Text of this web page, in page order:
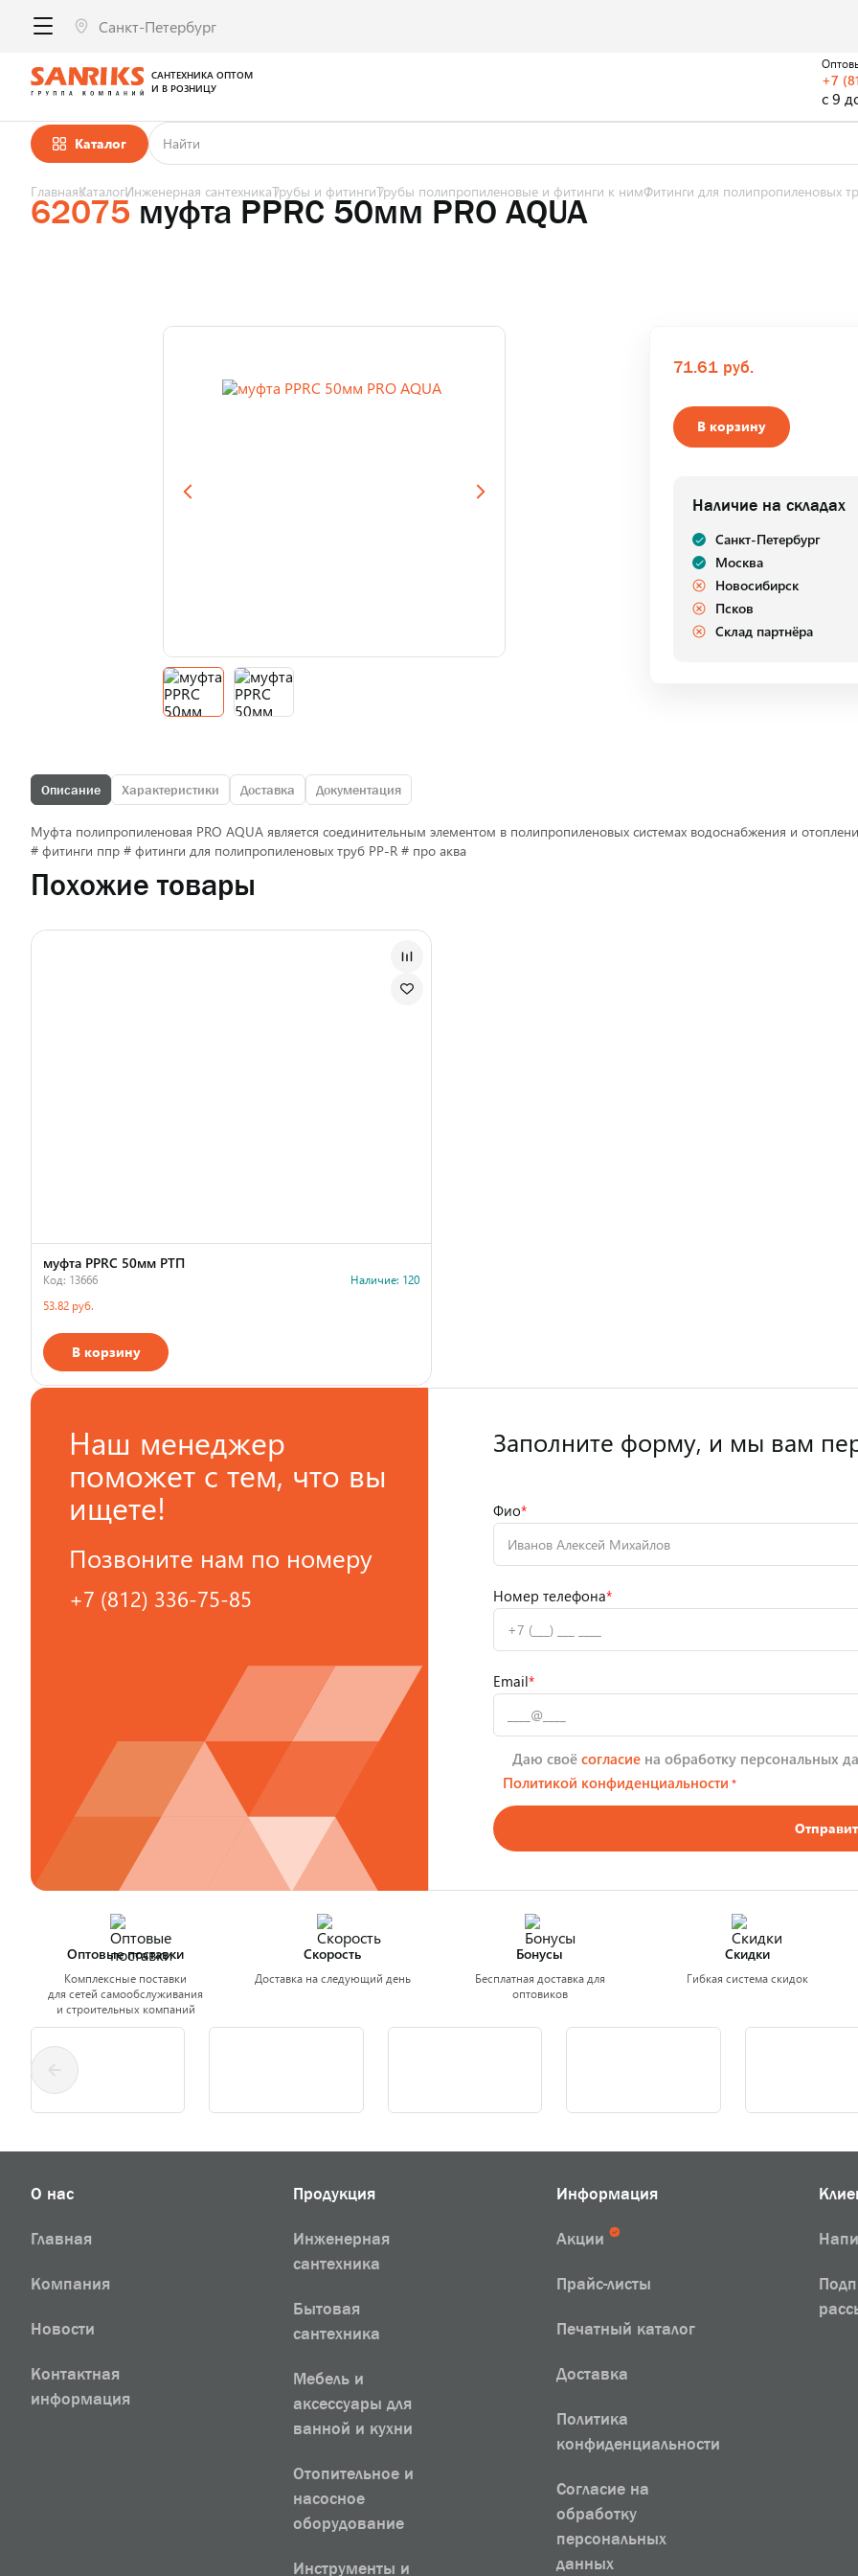
Каталог
САНТЕХНИКА ОПТОМ
И В РОЗНИЦУ
+7
с 9
ГлавнаяКаталогИнженерная сантехникаТрубы и фитингиТрубы полипропиленовые и фитинги к нимФитинги для полипропиленовых
62075 муфта PPRC 50мм PRO AQUA
Описание Характеристики Доставка Документация
Муфта полипропиленовая PRO AQUA является соединительным элементом в полипропиленовых системах водоснабжения и
# фитинги ппр # фитинги для полипропиленовых труб PP-R # про аква
71.61 руб.
В корзину
Наличие на складах
Санкт-Петербург
Москва
Новосибирск
Псков
Склад партнёра
Похожие товары
муфта PPRC 50мм РТП
Код: 13666
Наличие: 120
53.82 руб.
В корзину
Наш менеджер
поможет с тем, что вы
ищете!
Позвоните нам по номеру
+7 (812) 336-75-85
Заполните форму, и мы вам
Фио*
Номер телефона*
Email*
Даю своё согласие на обработку персональных
Политикой конфиденциальности *
Оптовые поставки
Комплексные поставки
для сетей самообслуживания
и строительных компаний
Скорость
Доставка на следующий день
Бонусы
Бесплатная доставка для
оптовиков
Скидки
Гибкая система скидок
О нас
Главная
Компания
Новости
Контактная
информация
Продукция
Инженерная
сантехника
Бытовая
сантехника
Мебель и
аксессуары для
ванной и кухни
Отопительное и
насосное
оборудование
Инструменты и
Информация
Акции
Прайс-листы
Печатный каталог
Доставка
Политика
конфиденциальности
Согласие на
обработку
персональных
данных